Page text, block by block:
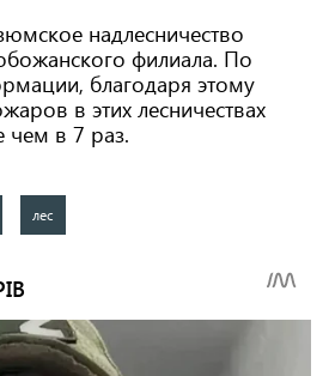
надлесничество
филиала. По
благодаря этому
в этих лесничествах
чем в 7 раз.
лес